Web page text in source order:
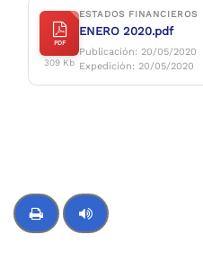
PDF
309 Kb
ESTADOS FINANCIEROS
ENERO 2020.pdf
Publicación: 20/05/2020
Expedición: 20/05/2020